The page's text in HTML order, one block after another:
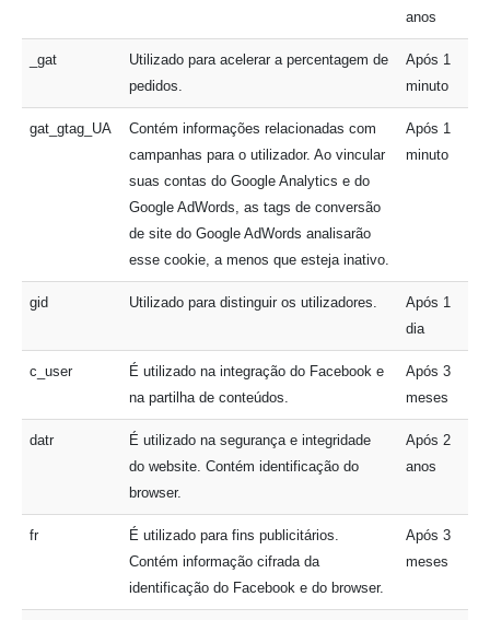
anos
_gat
Utilizado para acelerar a percentagem de
pedidos.
Após 1
minuto
gat_gtag_UA
Contém informações relacionadas com
campanhas para o utilizador. Ao vincular
suas contas do Google Analytics e do
Google AdWords, as tags de conversão
de site do Google AdWords analisarão
esse cookie, a menos que esteja inativo.
Após 1
minuto
gid Utilizado para distinguir os utilizadores.
Após 1
dia
c_user
É utilizado na integração do Facebook e
na partilha de conteúdos.
Após 3
meses
datr
É utilizado na segurança e integridade
do website. Contém identificação do
browser.
Após 2
anos
fr
É utilizado para fins publicitários.
Contém informação cifrada da
identificação do Facebook e do browser.
Após 3
meses